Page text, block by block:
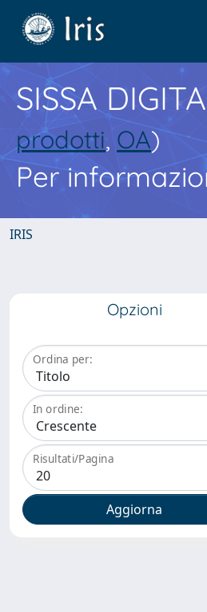
SISSA
prodotti, OA)
Per
IRIS
Opzioni
Ordina per:
In ordine:
Risultati/Pagina